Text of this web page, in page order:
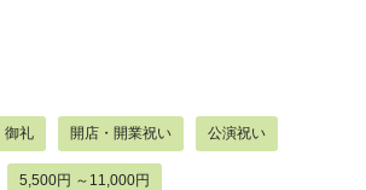
御礼 開店・開業祝い 公演祝い
5,500円 ～11,000円